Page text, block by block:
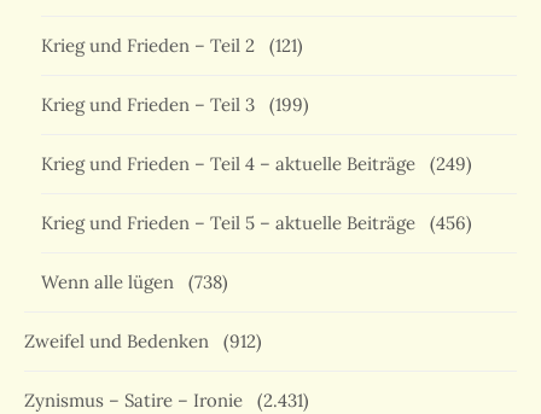
Krieg und Frieden – Teil 2 (121)
Krieg und Frieden – Teil 3 (199)
Krieg und Frieden – Teil 4 – aktuelle Beiträge (249)
Krieg und Frieden – Teil 5 – aktuelle Beiträge (456)
Wenn alle lügen (738)
Zweifel und Bedenken (912)
Zynismus – Satire – Ironie (2.431)